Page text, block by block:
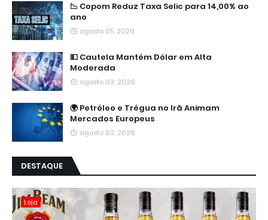
📉 Copom Reduz Taxa Selic para 14,00% ao
ano
agosto 05, 2026
💵 Cautela Mantém Dólar em Alta
Moderada
agosto 03, 2026
🌍 Petróleo e Trégua no Irã Animam
Mercados Europeus
agosto 03, 2026
DESTAQUE
Loja